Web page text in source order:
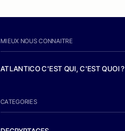
MIEUX NOUS CONNAITRE
ATLANTICO C'EST QUI, C'EST QUOI ?
CATEGORIES